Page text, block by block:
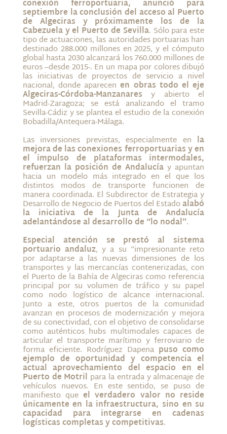
conexión ferroportuaria, anunció para
septiembre la conclusión del acceso al Puerto
de Algeciras y próximamente los de la
Cabezuela y el Puerto de Sevilla. Sólo para este
tipo de actuaciones, las autoridades portuarias han
destinado 288.000 millones en 2025, y el cómputo
global hasta 2030 alcanzará los 760.000 millones de
euros –desde 2015-. En un mapa por colores dibujó
las iniciativas de proyectos de servicio a nivel
nacional, donde aparecenen obras todo el eje
Algeciras-Córdoba-Manzanares y abierto el
Madrid-Zaragoza; se está analizando el tramo
Sevilla-Cádiz y se plantea el estudio de la conexión
Bobadilla/Antequera-Málaga.
Las inversiones previstas, especialmente en la
mejora de las conexiones ferroportuarias y en
el impulso de plataformas intermodales,
refuerzan la posición de Andalucía y apuntan
hacia un modelo más integrado en el que los
distintos modos de transporte funcionen de
manera coordinada. El Subdirector de Estrategia y
Desarrollo de Negocio de Puertos del Estadoalabó
la iniciativa de la Junta de Andalucía
adelantándose al desarrollo de “lo nodal”.
Especial atención se prestó al sistema
portuario andaluz, y a su “impresionante reto
por adaptarse a las nuevas dimensiones de los
transportes y las mercancías contenerizadas, con
el Puerto de la Bahía de Algeciras como referencia
principal por su volumen de tráfico y su papel
como nodo logístico de alcance internacional.
Junto a este, otros puertos de la comunidad
avanzan en procesos de modernización y mejora
de su conectividad, con el objetivo de consolidarse
como auténticos hubs multimodales capaces de
articular el transporte marítimo y ferroviario de
forma eficiente. Rodríguez Dapena puso como
ejemplo de oportunidad y competencia el
actual aprovechamiento del espacio en el
Puerto de Motril para la entrada y almacenaje de
vehículos nuevos. En este sentido, se puso de
manifiesto queel verdadero valor no reside
únicamente en la infraestructura, sino en su
capacidad para integrarse en cadenas
logísticas completas y competitivas.